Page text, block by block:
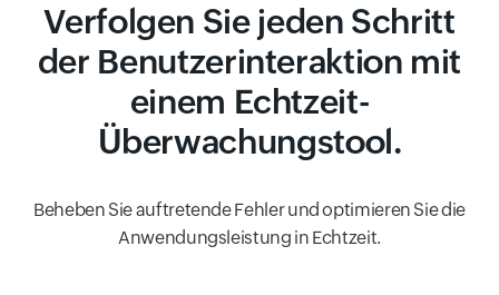
Verfolgen Sie jeden Schritt
der Benutzerinteraktion mit
einem Echtzeit-
Überwachungstool.
Beheben Sie auftretende Fehler und optimieren Sie die
Anwendungsleistung in Echtzeit.